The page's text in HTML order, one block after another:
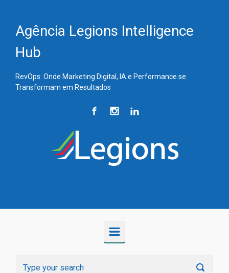
Agência Legions Intelligence
Hub
RevOps: Onde Marketing Digital, IA e Performance se
Transformam em Resultados